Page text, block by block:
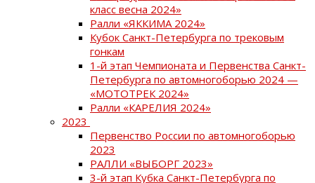
класс весна 2024»
Ралли «ЯККИМА 2024»
Кубок Санкт-Петербурга по трековым
гонкам
1-й этап Чемпионата и Первенства Санкт-
Петербурга по автомногоборью 2024 —
«МОТОТРЕК 2024»
Ралли «КАРЕЛИЯ 2024»
2023
Первенство России по автомногоборью
2023
РАЛЛИ «ВЫБОРГ 2023»
3-й этап Кубка Санкт-Петербурга по